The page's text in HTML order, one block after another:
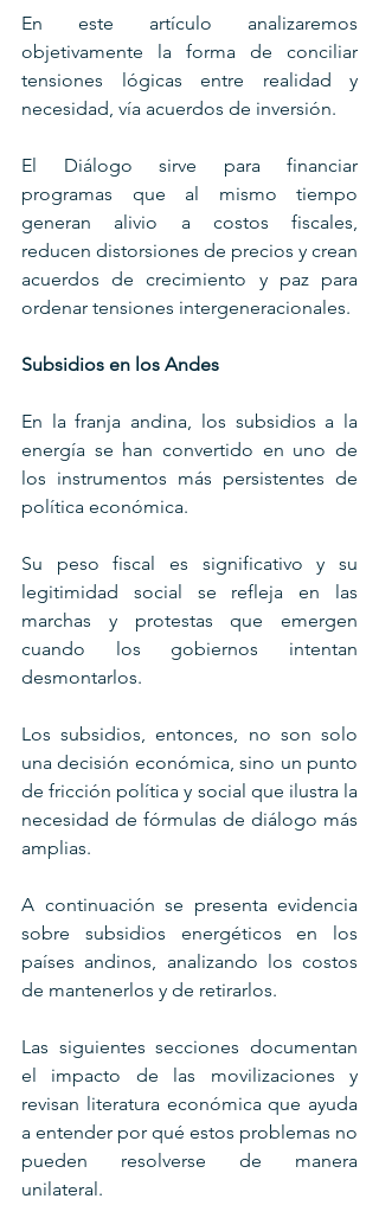
En este artículo analizaremos
objetivamente la forma de conciliar
tensiones lógicas entre realidad y
necesidad, vía acuerdos de inversión.
El Diálogo sirve para financiar
programas que al mismo tiempo
generan alivio a costos fiscales,
reducen distorsiones de precios y crean
acuerdos de crecimiento y paz para
ordenar tensiones intergeneracionales.
Subsidios en los Andes
En la franja andina, los subsidios a la
energía se han convertido en uno de
los instrumentos más persistentes de
política económica.
Su peso fiscal es significativo y su
legitimidad social se refleja en las
marchas y protestas que emergen
cuando los gobiernos intentan
desmontarlos.
Los subsidios, entonces, no son solo
una decisión económica, sino un punto
de fricción política y social que ilustra la
necesidad de fórmulas de diálogo más
amplias.
A continuación se presenta evidencia
sobre subsidios energéticos en los
países andinos, analizando los costos
de mantenerlos y de retirarlos.
Las siguientes secciones documentan
el impacto de las movilizaciones y
revisan literatura económica que ayuda
a entender por qué estos problemas no
pueden resolverse de manera
unilateral.